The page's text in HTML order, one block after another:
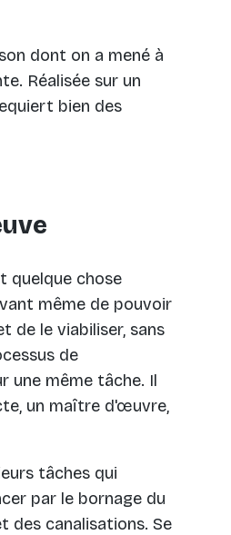
dont on a mené à
Réalisée sur un
bien des
quelque chose
même de pouvoir
de le viabiliser, sans
de
une même tâche. Il
un maître d'œuvre,
tâches qui
par le bornage du
des canalisations. Se